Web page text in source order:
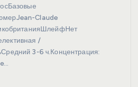
Claude
/
3-6 ч.Концентрация: